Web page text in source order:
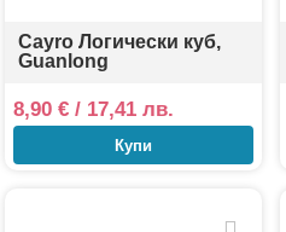
Cayro Логически куб,
Guanlong
8,90 €/ 17,41 лв.
Купи